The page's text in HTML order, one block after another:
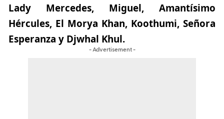
Lady Mercedes, Miguel, Amantísimo
Hércules, El Morya Khan, Koothumi, Señora
Esperanza y Djwhal Khul.
- Advertisement -